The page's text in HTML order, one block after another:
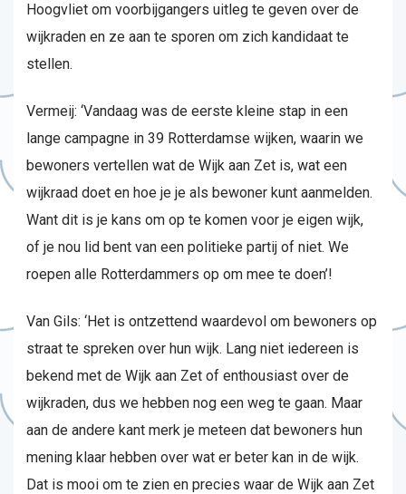
Hoogvliet om voorbijgangers uitleg te geven over de
wijkraden en ze aan te sporen om zich kandidaat te
stellen.
Vermeij: ‘Vandaag was de eerste kleine stap in een
lange campagne in 39 Rotterdamse wijken, waarin we
bewoners vertellen wat de Wijk aan Zet is, wat een
wijkraad doet en hoe je je als bewoner kunt aanmelden.
Want dit is je kans om op te komen voor je eigen wijk,
of je nou lid bent van een politieke partij of niet. We
roepen alle Rotterdammers op om mee te doen’!
Van Gils: ‘Het is ontzettend waardevol om bewoners op
straat te spreken over hun wijk. Lang niet iedereen is
bekend met de Wijk aan Zet of enthousiast over de
wijkraden, dus we hebben nog een weg te gaan. Maar
aan de andere kant merk je meteen dat bewoners hun
mening klaar hebben over wat er beter kan in de wijk.
Dat is mooi om te zien en precies waar de Wijk aan Zet